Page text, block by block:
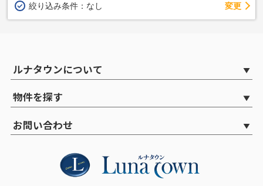
絞り込み条件： なし 変更
ルナタウンについて
物件を探す
お問い合わせ